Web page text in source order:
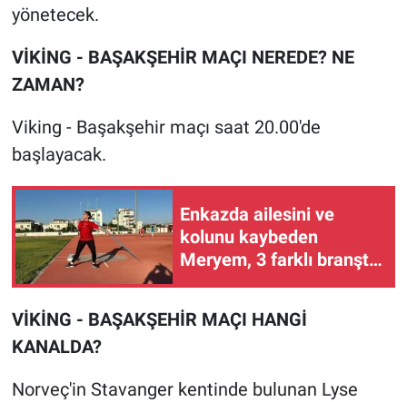
yönetecek.
VİKİNG - BAŞAKŞEHİR MAÇI NEREDE? NE
ZAMAN?
Viking - Başakşehir maçı saat 20.00'de
başlayacak.
Enkazda ailesini ve
kolunu kaybeden
Meryem, 3 farklı branşta
VİKİNG - BAŞAKŞEHİR MAÇI HANGİ
KANALDA?
Norveç'in Stavanger kentinde bulunan Lyse
Haber
İlan
Koronavirüs
Kültür Sanat
Ne demişti
Popüler
Programlar